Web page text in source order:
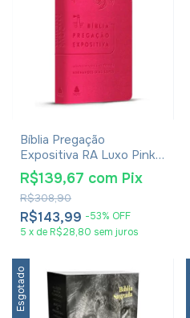
Bíblia Pregação
Expositiva RA Luxo Pink -
Hernandes Dias Lopes
R$143,99 -53% OFF
R$308,90
R$139,67 com Pix
5 x de R$28,80 sem juros
Esgotado